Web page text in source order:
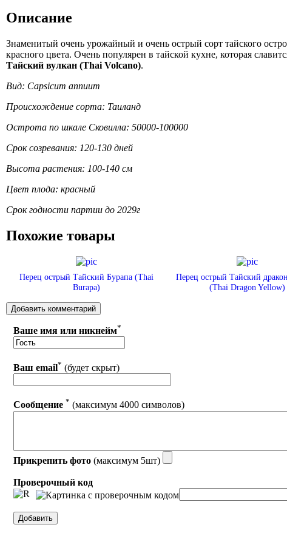
Описание
Знаменитый очень урожайный и очень острый сорт тайского
красного цвета. Очень популярен в тайской кухне, которая
Тайский вулкан (Thai Volcano).
Вид: Capsicum annuum
Происхождение сорта: Таиланд
Острота по шкале Сковилла: 50000-100000
Срок созревания: 120-130 дней
Высота растения: 100-140 см
Цвет плода: красный
Срок годности партии до 2029г
Похожие товары
Перец острый Тайский Бурапа (Thai
Burapa)
Перец острый Тайский
(Thai Dragon Yellow)
Ваше имя или никнейм*
Ваш email* (будет скрыт)
Сообщение * (максимум 4000 символов)
Прикрепить фото (максимум 5шт)
Проверочный код